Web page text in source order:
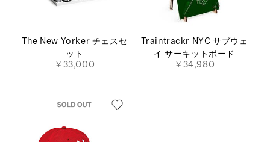
The New Yorker チェスセ
ット
￥33,000
Traintrackr NYC サブウェ
イ サーキットボード
￥34,980